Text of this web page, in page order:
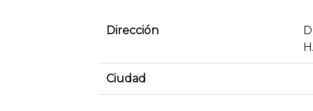
Dirección
Ciudad